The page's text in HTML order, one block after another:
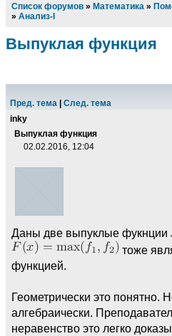
Список форумов » Математика »
» Анализ-I
Выпуклая функция
Пред. тема
След. тема
inky
Выпуклая функция
02.02.2016, 12:04
Даны две выпуклые фукнции
тоже
функцией.
Геометрически это понятно.
алгебраически.
неравенство это легко